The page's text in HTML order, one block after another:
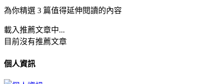
為你精選 3 篇值得延伸閱讀的內容
載入推薦文章中...
目前沒有推薦文章
個人資訊